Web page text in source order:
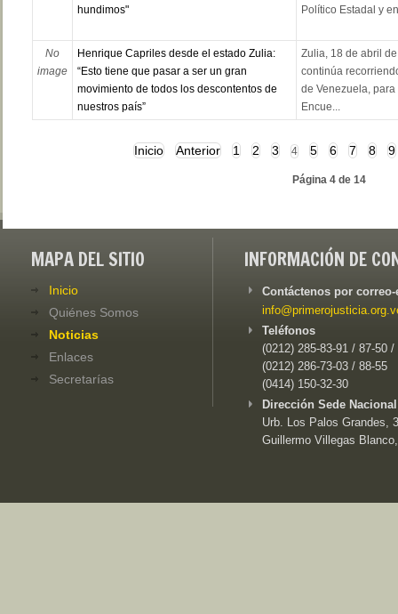
hundimos"
Político Estadal y
No
image
Henrique Capriles desde el estado Zulia:
“Esto tiene que pasar a ser un gran
movimiento de todos los descontentos de
nuestros país”
Zulia, 18 de abril
continúa
de Venezuela,
Encue...
Inicio Anterior 1 2 3 4 5 6 7 8 9
Página 4 de 14
MAPA DEL SITIO
Inicio
Quiénes Somos
Noticias
Enlaces
Secretarías
INFORMACIÓN DE
Contáctenos por
Teléfonos
(0212) 285-83-91 / 87-50 /
(0212) 286-73-03 / 88-55
(0414) 150-32-30
Dirección Sede
Urb. Los Palos Grandes,
Guillermo Villegas